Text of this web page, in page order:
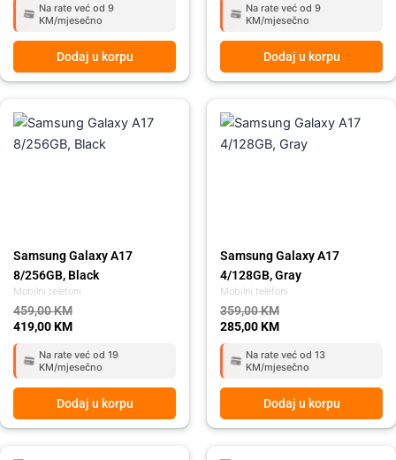
Na rate već od 9
KM/mjesečno
Dodaj u korpu
Na rate već od 9
KM/mjesečno
Dodaj u korpu
Mobilni telefoni
Samsung Galaxy A17
8/256GB, Black
459,00KM
price
was:
459,00 KM.
419,00KM
price
is:
419,00 KM.
Na rate već od 19
KM/mjesečno
Dodaj u korpu
Mobilni telefoni
Samsung Galaxy A17
4/128GB, Gray
359,00KM
price
was:
359,00 KM.
285,00KM
price
is:
285,00 KM.
Na rate već od 13
KM/mjesečno
Dodaj u korpu